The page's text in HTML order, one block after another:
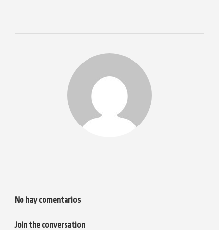
No hay comentarios
Join the conversation